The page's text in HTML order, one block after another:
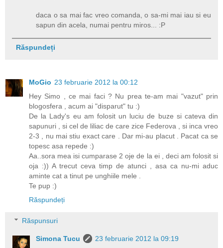
daca o sa mai fac vreo comanda, o sa-mi mai iau si eu
sapun din acela, numai pentru miros... :P
Răspundeți
MoGio 23 februarie 2012 la 00:12
Hey Simo , ce mai faci ? Nu prea te-am mai "vazut" prin
blogosfera , acum ai "disparut" tu :)
De la Lady's eu am folosit un luciu de buze si cateva din
sapunuri , si cel de liliac de care zice Federova , si inca vreo
2-3 , nu mai stiu exact care . Dar mi-au placut . Pacat ca se
topesc asa repede :)
Aa..sora mea isi cumparase 2 oje de la ei , deci am folosit si
oja :)) A trecut ceva timp de atunci , asa ca nu-mi aduc
aminte cat a tinut pe unghiile mele .
Te pup :)
Răspundeți
Răspunsuri
Simona Tucu
23 februarie 2012 la 09:19